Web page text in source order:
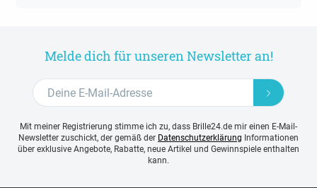
Melde dich für unseren Newsletter an!
Mit meiner Registrierung stimme ich zu, dass Brille24.de mir einen E-Mail-
Newsletter zuschickt, der gemäß der Datenschutzerklärung Informationen
über exklusive Angebote, Rabatte, neue Artikel und Gewinnspiele enthalten
kann.